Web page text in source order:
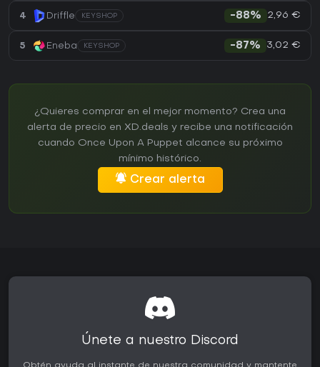
4 Driffle KEYSHOP -88% 2,96 €
5 Eneba KEYSHOP -87% 3,02 €
¿Quieres comprar en el mejor momento? Crea una
alerta de precio en XD.deals y recibe una notificación
cuando Once Upon A Puppet alcance su próximo
mínimo histórico.
Crear alerta
Únete a nuestro Discord